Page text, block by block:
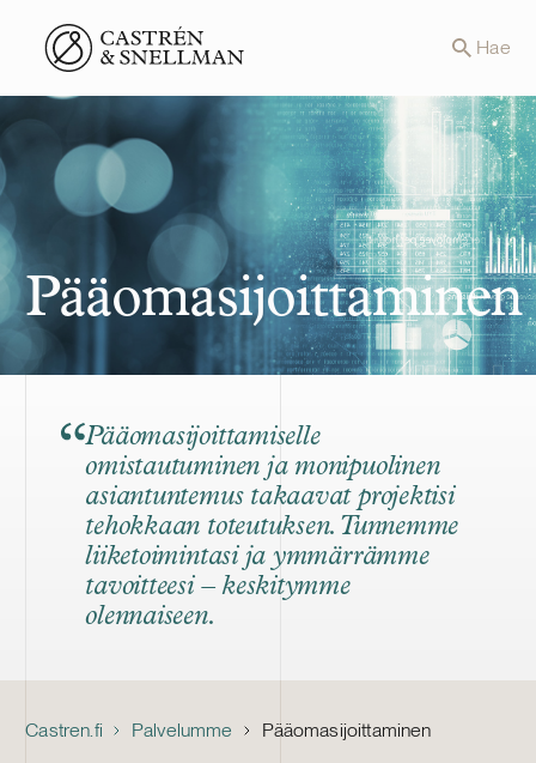
Front page Hae
Pääomasijoittaminen
Pääomasijoittamiselle
omistautuminen ja monipuolinen
asiantuntemus takaavat projektisi
tehokkaan toteutuksen. Tunnemme
liiketoimintasi ja ymmärrämme
tavoitteesi – keskitymme
olennaiseen.
Castren.fi Palvelumme Pääomasijoittaminen